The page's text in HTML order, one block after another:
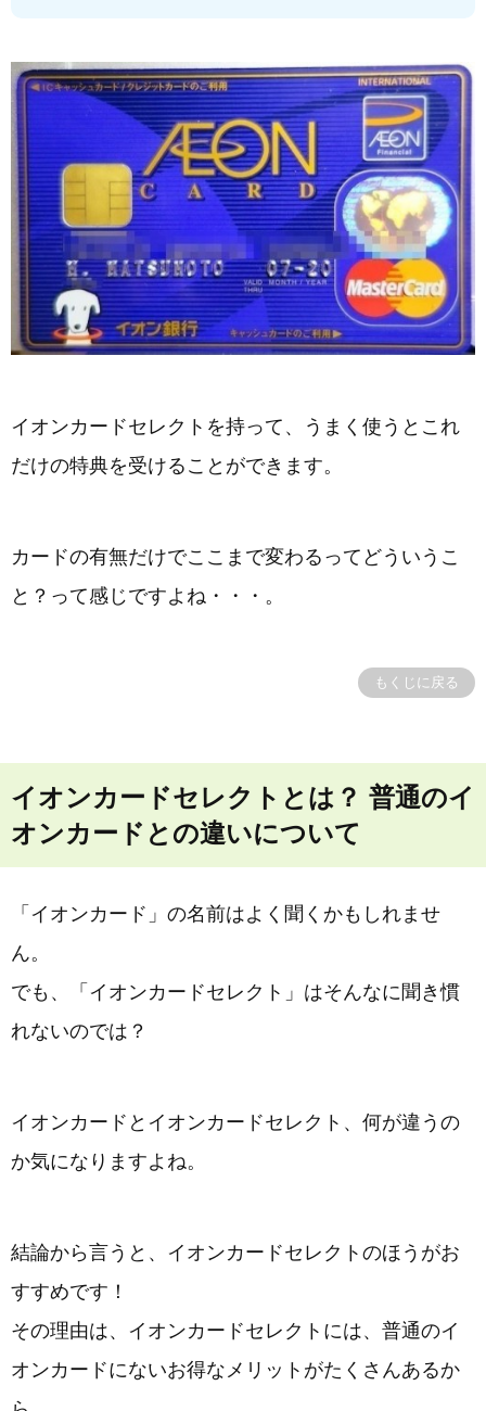
イオンカードセレクトを持って、うまく使うとこれ
だけの特典を受けることができます。
カードの有無だけでここまで変わるってどういうこ
と？って感じですよね・・・。
もくじに戻る
イオンカードセレクトとは？ 普通のイ
オンカードとの違いについて
「イオンカード」の名前はよく聞くかもしれませ
ん。
でも、「イオンカードセレクト」はそんなに聞き慣
れないのでは？
イオンカードとイオンカードセレクト、何が違うの
か気になりますよね。
結論から言うと、イオンカードセレクトのほうがお
すすめです！
その理由は、イオンカードセレクトには、普通のイ
オンカードにないお得なメリットがたくさんあるか